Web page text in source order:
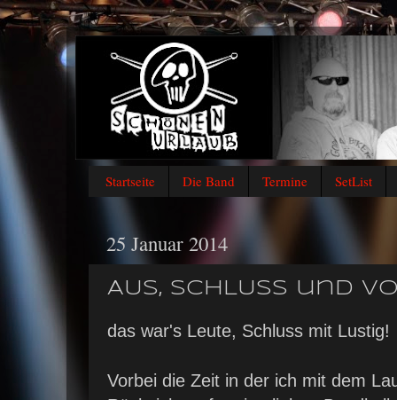
Startseite Die Band Termine SetList
25 Januar 2014
AUS, SCHLUSS und
das war's Leute, Schluss mit Lustig!
Vorbei die Zeit in der ich mit dem